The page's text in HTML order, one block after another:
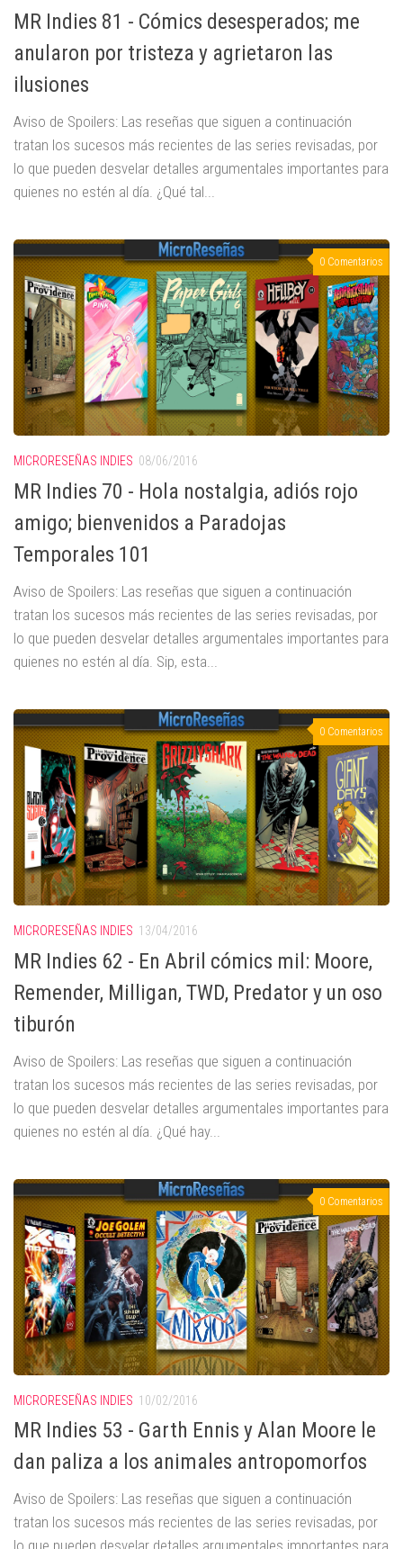
MR Indies 81 - Cómics desesperados; me
anularon por tristeza y agrietaron las
ilusiones
Aviso de Spoilers: Las reseñas que siguen a continuación
tratan los sucesos más recientes de las series revisadas, por
lo que pueden desvelar detalles argumentales importantes para
quienes no estén al día. ¿Qué tal...
0 Comentarios
MICRORESEÑAS INDIES 08/06/2016
MR Indies 70 - Hola nostalgia, adiós rojo
amigo; bienvenidos a Paradojas
Temporales 101
Aviso de Spoilers: Las reseñas que siguen a continuación
tratan los sucesos más recientes de las series revisadas, por
lo que pueden desvelar detalles argumentales importantes para
quienes no estén al día. Sip, esta...
0 Comentarios
MICRORESEÑAS INDIES 13/04/2016
MR Indies 62 - En Abril cómics mil: Moore,
Remender, Milligan, TWD, Predator y un oso
tiburón
Aviso de Spoilers: Las reseñas que siguen a continuación
tratan los sucesos más recientes de las series revisadas, por
lo que pueden desvelar detalles argumentales importantes para
quienes no estén al día. ¿Qué hay...
0 Comentarios
MICRORESEÑAS INDIES 10/02/2016
MR Indies 53 - Garth Ennis y Alan Moore le
dan paliza a los animales antropomorfos
Aviso de Spoilers: Las reseñas que siguen a continuación
tratan los sucesos más recientes de las series revisadas, por